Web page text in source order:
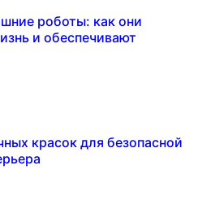
роботы: как они
и обеспечивают
красок для безопасной